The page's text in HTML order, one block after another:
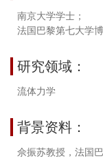
南京大学学士；
法国巴黎第七大学
研究领域：
流体力学
背景资料：
佘振苏教授，法国